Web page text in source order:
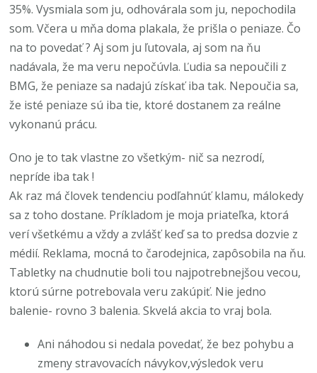
35%. Vysmiala som ju, odhovárala som ju, nepochodila
som. Včera u mňa doma plakala, že prišla o peniaze. Čo
na to povedať ? Aj som ju ľutovala, aj som na ňu
nadávala, že ma veru nepočúvla. Ľudia sa nepoučili z
BMG, že peniaze sa nadajú získať iba tak. Nepoučia sa,
že isté peniaze sú iba tie, ktoré dostanem za reálne
vykonanú prácu.
Ono je to tak vlastne zo všetkým- nič sa nezrodí,
nepríde iba tak !
Ak raz má človek tendenciu podľahnúť klamu, málokedy
sa z toho dostane. Príkladom je moja priateľka, ktorá
verí všetkému a vždy a zvlášť keď sa to predsa dozvie z
médií. Reklama, mocná to čarodejnica, zapôsobila na ňu.
Tabletky na chudnutie boli tou najpotrebnejšou vecou,
ktorú súrne potrebovala veru zakúpiť. Nie jedno
balenie- rovno 3 balenia. Skvelá akcia to vraj bola.
Ani náhodou si nedala povedať, že bez pohybu a
zmeny stravovacích návykov,výsledok veru